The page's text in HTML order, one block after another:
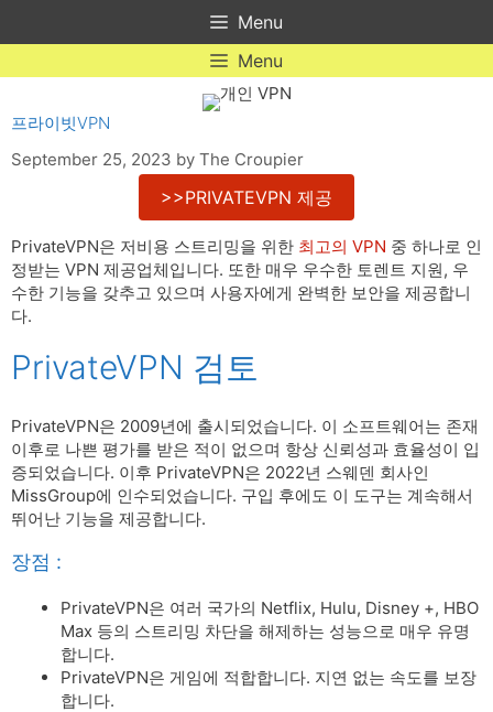
Menu
Menu
프라이빗VPN
September 25, 2023 by The Croupier
>>PRIVATEVPN 제공
PrivateVPN은 저비용 스트리밍을 위한 최고의 VPN 중 하나로 인
정받는 VPN 제공업체입니다. 또한 매우 우수한 토렌트 지원, 우
수한 기능을 갖추고 있으며 사용자에게 완벽한 보안을 제공합니
다.
PrivateVPN 검토
PrivateVPN은 2009년에 출시되었습니다. 이 소프트웨어는 존재
이후로 나쁜 평가를 받은 적이 없으며 항상 신뢰성과 효율성이 입
증되었습니다. 이후 PrivateVPN은 2022년 스웨덴 회사인
MissGroup에 인수되었습니다. 구입 후에도 이 도구는 계속해서
뛰어난 기능을 제공합니다.
장점 :
PrivateVPN은 여러 국가의 Netflix, Hulu, Disney +, HBO
Max 등의 스트리밍 차단을 해제하는 성능으로 매우 유명
합니다.
PrivateVPN은 게임에 적합합니다. 지연 없는 속도를 보장
합니다.